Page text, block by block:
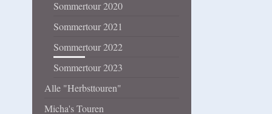
Sommertour 2020
Sommertour 2021
Sommertour 2022
Sommertour 2023
Alle "Herbsttouren"
Micha's Touren